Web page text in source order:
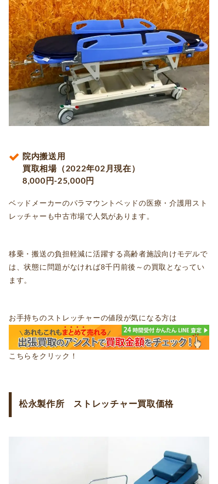
院内搬送用
買取相場（2022年02月現在）
8,000円-25,000円
ベッドメーカーのパラマウントベッドの医療・介護用スト
レッチャーも中古市場で人気があります。
移乗・搬送の負担軽減に活躍する高齢者施設向けモデルで
は、状態に問題がなければ8千円前後～の買取となってい
ます。
お手持ちのストレッチャーの値段が気になる方は
こちらをクリック！
松永製作所 ストレッチャー買取価格